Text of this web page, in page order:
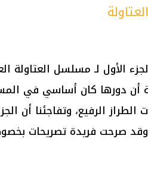
الأول لـ مسلسل العتاولة
أن دورها كان أساسي في
الرفيع، وتفاجئنا أن
صرحت فريدة تصريحات